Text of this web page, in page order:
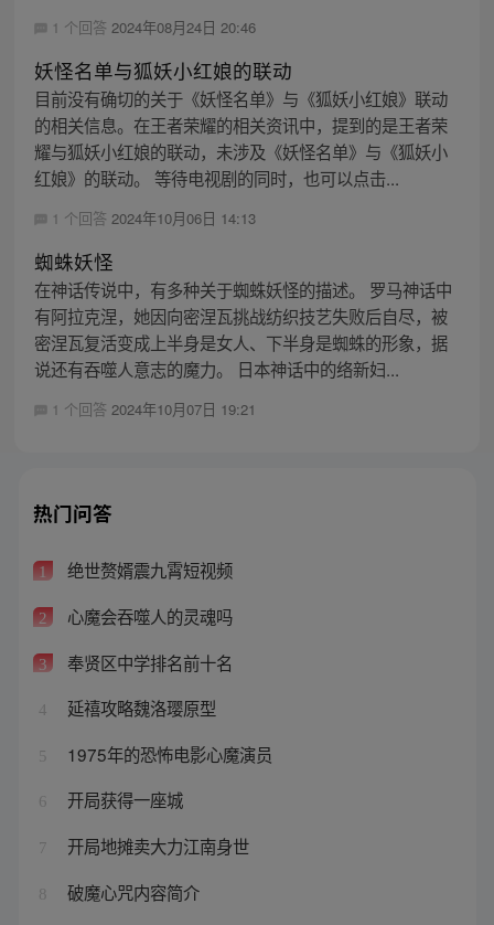
1 个回答 2024年08月24日 20:46
妖怪名单与狐妖小红娘的联动
目前没有确切的关于《妖怪名单》与《狐妖小红娘》联动
的相关信息。在王者荣耀的相关资讯中，提到的是王者荣
耀与狐妖小红娘的联动，未涉及《妖怪名单》与《狐妖小
红娘》的联动。 等待电视剧的同时，也可以点击...
1 个回答 2024年10月06日 14:13
蜘蛛妖怪
在神话传说中，有多种关于蜘蛛妖怪的描述。 罗马神话中
有阿拉克涅，她因向密涅瓦挑战纺织技艺失败后自尽，被
密涅瓦复活变成上半身是女人、下半身是蜘蛛的形象，据
说还有吞噬人意志的魔力。 日本神话中的络新妇...
1 个回答 2024年10月07日 19:21
热门问答
1 绝世赘婿震九霄短视频
2 心魔会吞噬人的灵魂吗
3 奉贤区中学排名前十名
4 延禧攻略魏洛璎原型
5 1975年的恐怖电影心魔演员
6 开局获得一座城
7 开局地摊卖大力江南身世
8 破魔心咒内容简介